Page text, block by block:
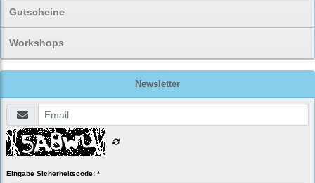
Gutscheine
Workshops
Newsletter
Eingabe Sicherheitscode: *